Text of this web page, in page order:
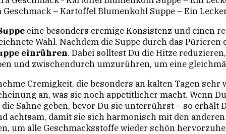
– Kartoffel Blumenkohl Suppe – Ein
eine besonders cremige Konsistenz und einen
Wahl. Nachdem die Suppe durch das
einrühren. Dabei solltest Du die Hitze
und zwischendurch umzurühren, um eine
Cremigkeit, die besonders an kalten Tagen
an, was sie noch appetitlicher macht. Wenn
Sahne geben, bevor Du sie unterrührst – so erhält
achtsam, damit sie sich harmonisch mit den
um alle Geschmacksstoffe wieder schön